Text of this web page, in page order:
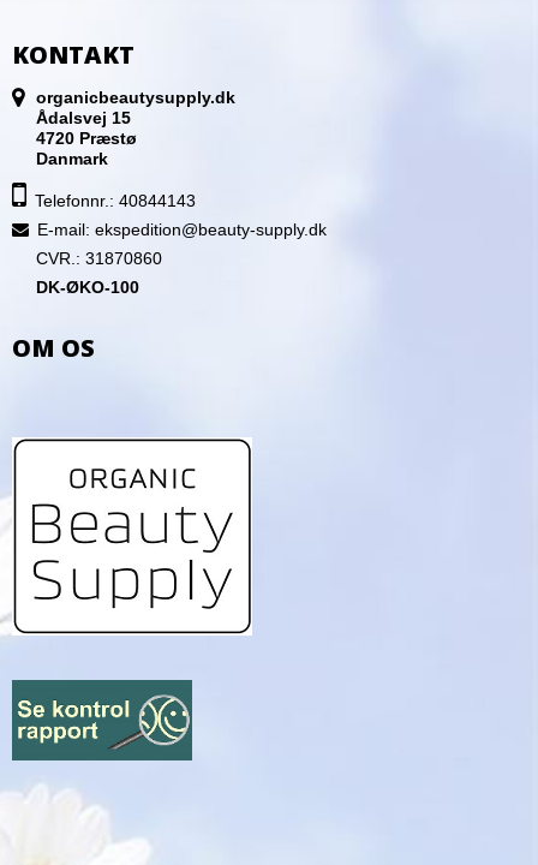
KONTAKT
organicbeautysupply.dk
Ådalsvej 15
4720 Præstø
Danmark
Telefonnr.: 40844143
E-mail: ekspedition@beauty-supply.dk
CVR.: 31870860
DK-ØKO-100
OM OS